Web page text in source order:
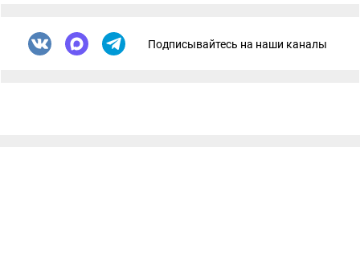
Подписывайтесь на наши каналы